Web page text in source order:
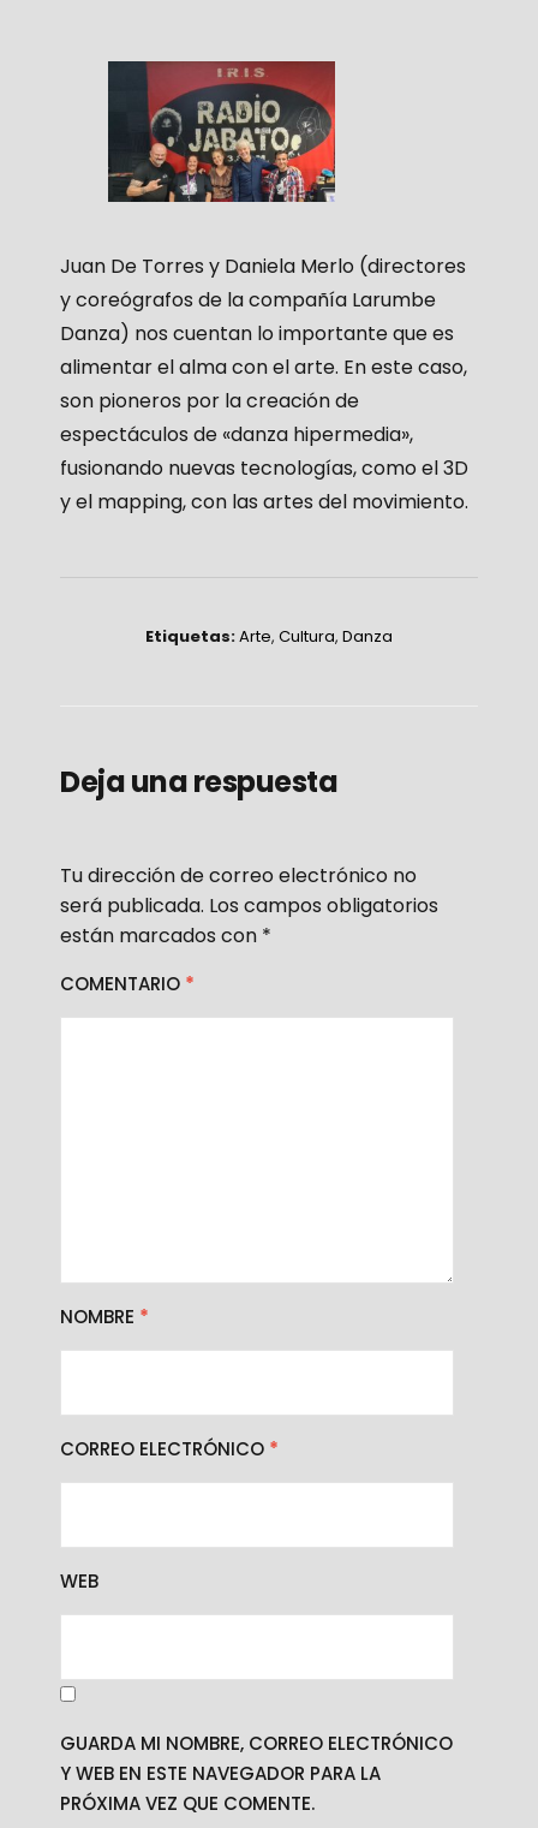
Juan De Torres y Daniela Merlo (directores
y coreógrafos de la compañía Larumbe
Danza) nos cuentan lo importante que es
alimentar el alma con el arte. En este caso,
son pioneros por la creación de
espectáculos de «danza hipermedia»,
fusionando nuevas tecnologías, como el 3D
y el mapping, con las artes del movimiento.
Etiquetas:Arte, Cultura, Danza
Deja una respuesta
Tu dirección de correo electrónico no
será publicada. Los campos obligatorios
están marcados con *
COMENTARIO *
NOMBRE *
CORREO ELECTRÓNICO *
WEB
GUARDA MI NOMBRE, CORREO ELECTRÓNICO
Y WEB EN ESTE NAVEGADOR PARA LA
PRÓXIMA VEZ QUE COMENTE.